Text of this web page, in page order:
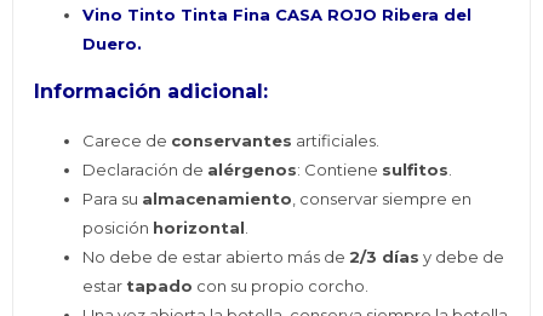
Vino Tinto Tinta Fina CASA ROJO Ribera del
Duero.
Información adicional:
Carece de conservantes artificiales.
Declaración de alérgenos: Contiene sulfitos.
Para su almacenamiento, conservar siempre en
posición horizontal.
No debe de estar abierto más de2/3 días y debe de
estar tapado con su propio corcho.